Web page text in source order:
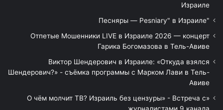
Израиле
"Песняры — Pesniary" в Израиле
Отпетые Мошенники LIVE в Израиле 2026 — концерт
Гарика Богомазова в Тель-Авиве
Виктор Шендерович в Израиле: «Откуда взялся
Шендерович?» - съёмка программы с Марком Лави в Тель-
Авиве
«О чём молчит ТВ? Израиль без цензуры» - Встреча с
журналистами 9 канала